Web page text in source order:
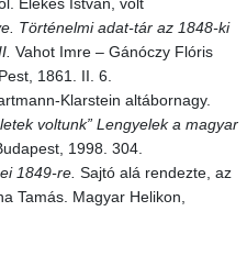
Történelmi adat-tár az 1848-ki
Vahot Imre – Gánóczy Flóris
1861. II. 6.
Klarstein altábornagy.
voltunk” Lengyelek a magyar
1998. 304.
1849-re. Sajtó alá rendezte, az
Tamás. Magyar Helikon,